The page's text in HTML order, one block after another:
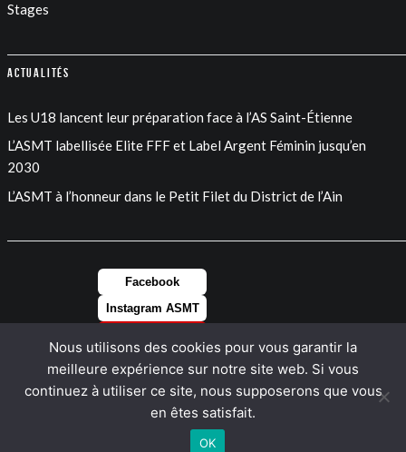
Stages
Actualités
Les U18 lancent leur préparation face à l’AS Saint-Étienne
L’ASMT labellisée Elite FFF et Label Argent Féminin jusqu’en
2030
L’ASMT à l’honneur dans le Petit Filet du District de l’Ain
Facebook
Instagram ASMT
LinkedIn
Nous utilisons des cookies pour vous garantir la
meilleure expérience sur notre site web. Si vous
continuez à utiliser ce site, nous supposerons que vous
en êtes satisfait.
OK